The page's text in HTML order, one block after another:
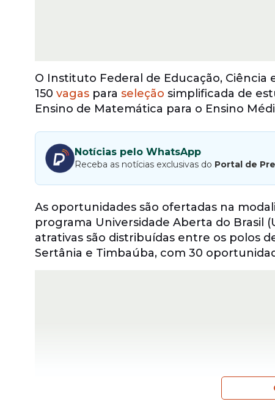
O Instituto Federal de Educação,
150 vagas para seleção simplificada de
Ensino de Matemática para o Ensino
Notícias pelo WhatsApp
Receba as notícias exclusivas do Portal de
As oportunidades são ofertadas na
programa Universidade Aberta do Brasil
atrativas são distribuídas entre os polos
Sertânia e Timbaúba, com 30